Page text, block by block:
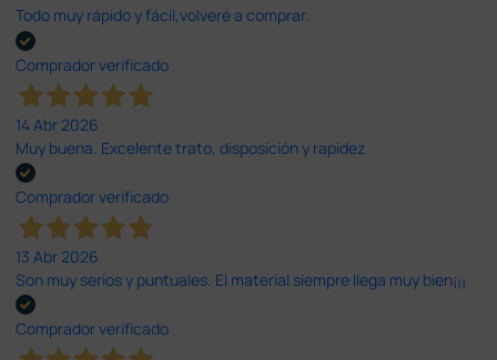
Todo muy rápido y fácil,volveré a comprar.
Comprador verificado
14 Abr 2026
Muy buena. Excelente trato, disposición y rapidez
Comprador verificado
13 Abr 2026
Son muy serios y puntuales. El material siempre llega muy bien¡¡¡
Comprador verificado